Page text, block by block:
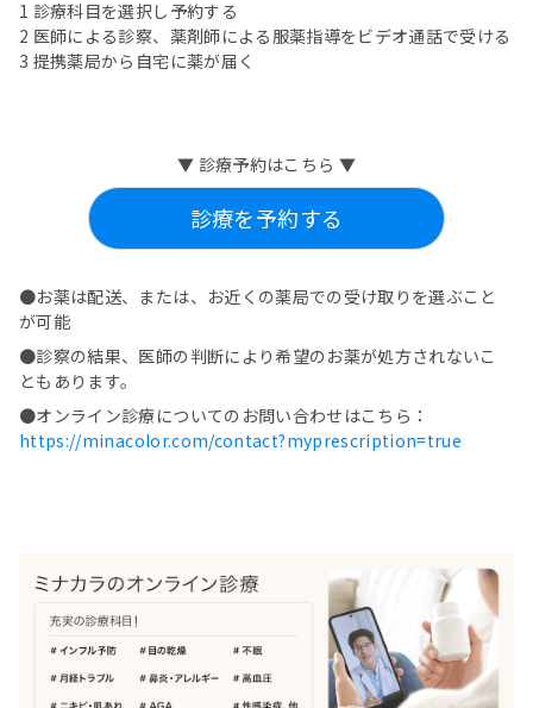
1 診療科目を選択し予約する
2 医師による診察、薬剤師による服薬指導をビデオ通話で受ける
3 提携薬局から自宅に薬が届く
▼ 診療予約はこちら ▼
診療を予約する
●お薬は配送、または、お近くの薬局での受け取りを選ぶこと
が可能
●診察の結果、医師の判断により希望のお薬が処方されないこ
ともあります。
●オンライン診療についてのお問い合わせはこちら：
https://minacolor.com/contact?myprescription=true